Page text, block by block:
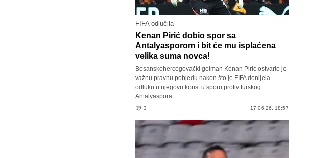
FIFA odlučila
Kenan Pirić dobio spor sa
Antalyasporom i bit će mu isplaćena
velika suma novca!
Bosanskohercegovački golman Kenan Pirić ostvario je
važnu pravnu pobjedu nakon što je FIFA donijela
odluku u njegovu korist u sporu protiv turskog
Antalyaspora.
3 17.06.26. 18:57